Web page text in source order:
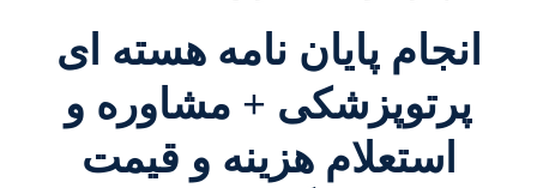
انجام پایان نامه هسته ای
پرتوپزشکی + مشاوره و
استعلام هزینه و قیمت